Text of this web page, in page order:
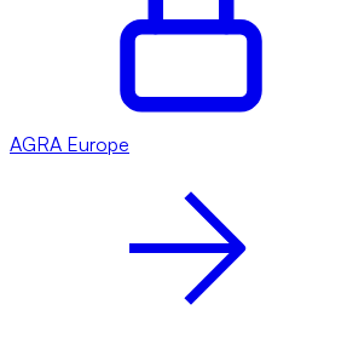
AGRA Europe